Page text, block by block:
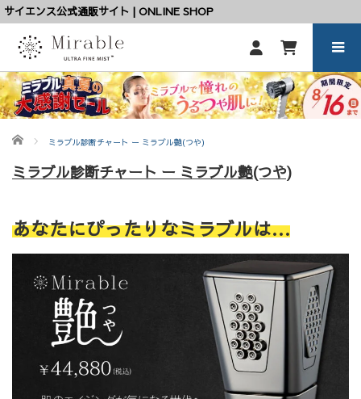
サイエンス公式通販サイト | ONLINE SHOP
ホーム ミラブル診断チャート ー ミラブル艶(つや)
ミラブル診断チャート ー ミラブル艶(つや)
あなたにぴったりなミラブルは…